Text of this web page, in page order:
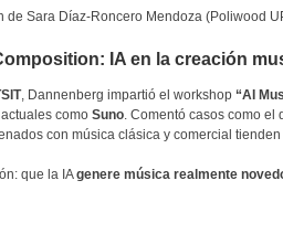
de Sara Díaz-Roncero Mendoza (Poliwood
IA en la creación
, Dannenberg impartió el workshop “AI
como Suno. Comentó casos como el
con música clásica y comercial
que la IAgenere música realmente